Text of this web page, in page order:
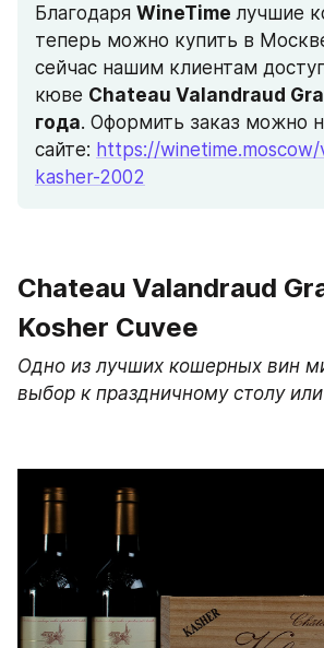
Благодаря WineTime лучшие
теперь можно купить в
сейчас нашим клиентам
кюве Chateau Valandraud
года. Оформить заказ можно
сайте: https://
kasher-2002
Chateau Valandraud
Kosher Cuvee
Одно из лучших кошерных вин
выбор к праздничному столу